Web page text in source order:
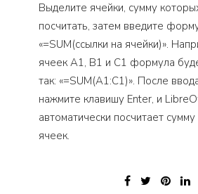
Выделите ячейки, сумму
посчитать, затем введите
«=SUM(ссылки на ячейки)».
ячеек A1, B1 и C1 формула
так: «=SUM(A1:C1)». После
нажмите клавишу Enter, и
автоматически посчитает
ячеек.